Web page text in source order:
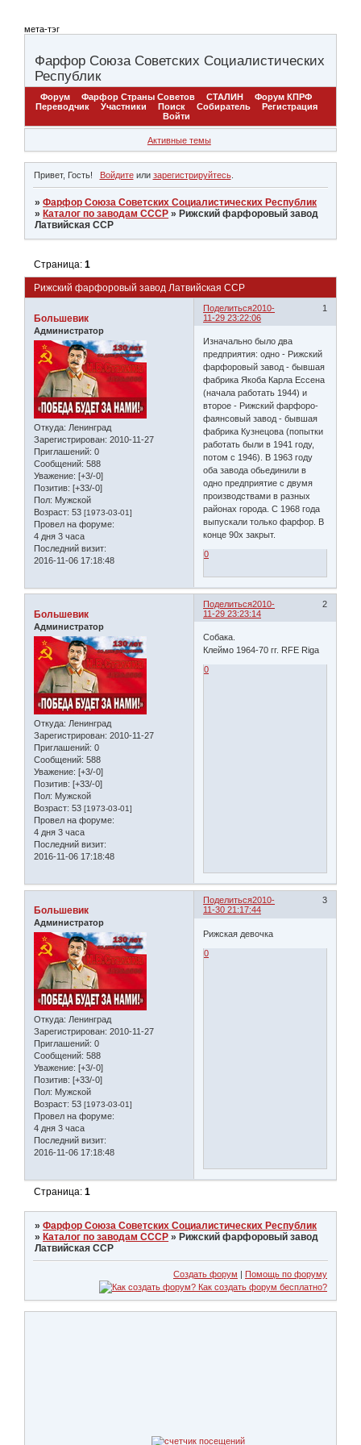
мета-тэг
Фарфор Союза Советских Социалистических
Республик
Форум Фарфор Страны Советов СТАЛИН
Форум КПРФ
Переводчик
Участники Поиск Собиратель
Регистрация
Войти
Активные темы
Привет, Гость! Войдитеили зарегистрируйтесь.
»Фарфор Союза Советских Социалистических Республик
» Каталог по заводам СССР » Рижский фарфоровый завод
Латвийская ССР
Рижский фарфоровый завод Латвийская ССР
Страница:1
Поделиться 1
2010-
11-29 23:22:06
Большевик
Администратор
Откуда: Ленинград
Зарегистрирован: 2010-11-27
Приглашений: 0
Сообщений: 588
Уважение: [+3/-0]
Позитив: [+33/-0]
Пол: Мужской
Возраст: 53 [1973-03-01]
Провел на форуме:
4 дня 3 часа
Последний визит:
2016-11-06 17:18:48
Изначально было два
предприятия: одно - Рижский
фарфоровый завод - бывшая
фабрика Якоба Карла Ессена
(начала работать 1944) и
второе - Рижский фарфоро-
фаянсовый завод - бывшая
фабрика Кузнецова (попытки
работать были в 1941 году,
потом с 1946). В 1963 году
оба завода обьединили в
одно предприятие с двумя
производствами в разных
районах города. С 1968 года
выпускали только фарфор. В
конце 90х закрыт.
0
Поделиться 2
2010-
11-29 23:23:14
Большевик
Администратор
Откуда: Ленинград
Зарегистрирован: 2010-11-27
Приглашений: 0
Сообщений: 588
Уважение: [+3/-0]
Позитив: [+33/-0]
Пол: Мужской
Возраст: 53 [1973-03-01]
Провел на форуме:
4 дня 3 часа
Последний визит:
2016-11-06 17:18:48
Собака.
Клеймо 1964-70 гг. RFE Riga
0
Поделиться 3
2010-
11-30 21:17:44
Большевик
Администратор
Откуда: Ленинград
Зарегистрирован: 2010-11-27
Приглашений: 0
Сообщений: 588
Уважение: [+3/-0]
Позитив: [+33/-0]
Пол: Мужской
Возраст: 53 [1973-03-01]
Провел на форуме:
4 дня 3 часа
Последний визит:
2016-11-06 17:18:48
Рижская девочка
0
Страница:1
»Фарфор Союза Советских Социалистических Республик
» Каталог по заводам СССР » Рижский фарфоровый завод
Латвийская ССР
Создать форум | Помощь по форуму